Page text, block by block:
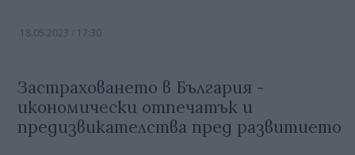
18.05.2023 / 17:30
Застраховането в България -
икономически отпечатък и
предизвикателства пред развитието